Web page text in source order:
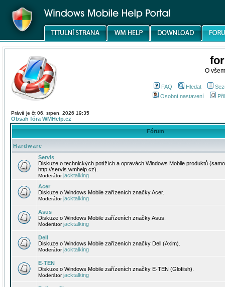
O
FAQ Hledat
Osobní nastavení
Právě je čt 06. srpen, 2026 19:35
Obsah fóra WMHelp.cz
Fórum
Hardware
Servis
Diskuze o technických potížích a opravách Windows Mobile produktů
http://servis.wmhelp.cz).
Moderátorjacktalking
Acer
Diskuze o Windows Mobile zařízeních značky Acer.
Moderátorjacktalking
Asus
Diskuze o Windows Mobile zařízeních značky Asus.
Moderátorjacktalking
Dell
Diskuze o Windows Mobile zařízeních značky Dell (Axim).
Moderátorjacktalking
E-TEN
Diskuze o Windows Mobile zařízeních značky E-TEN (Glofiish).
Moderátorjacktalking